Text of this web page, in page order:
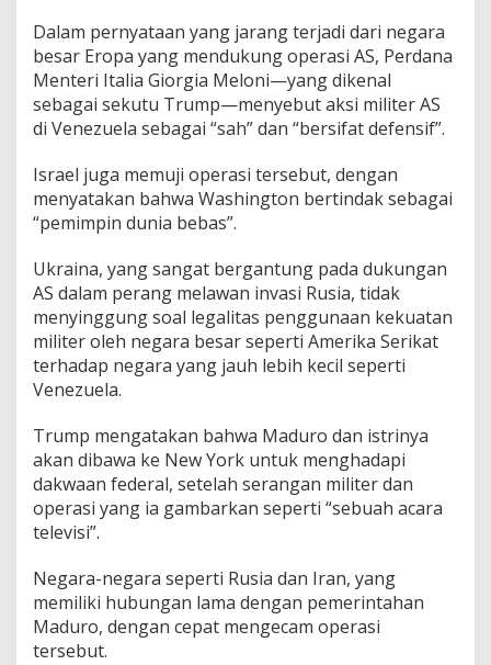
Dalam pernyataan yang jarang terjadi dari negara
besar Eropa yang mendukung operasi AS, Perdana
Menteri Italia Giorgia Meloni—yang dikenal
sebagai sekutu Trump—menyebut aksi militer AS
di Venezuela sebagai “sah” dan “bersifat defensif”.
Israel juga memuji operasi tersebut, dengan
menyatakan bahwa Washington bertindak sebagai
“pemimpin dunia bebas”.
Ukraina, yang sangat bergantung pada dukungan
AS dalam perang melawan invasi Rusia, tidak
menyinggung soal legalitas penggunaan kekuatan
militer oleh negara besar seperti Amerika Serikat
terhadap negara yang jauh lebih kecil seperti
Venezuela.
Trump mengatakan bahwa Maduro dan istrinya
akan dibawa ke New York untuk menghadapi
dakwaan federal, setelah serangan militer dan
operasi yang ia gambarkan seperti “sebuah acara
televisi”.
Negara-negara seperti Rusia dan Iran, yang
memiliki hubungan lama dengan pemerintahan
Maduro, dengan cepat mengecam operasi
tersebut.